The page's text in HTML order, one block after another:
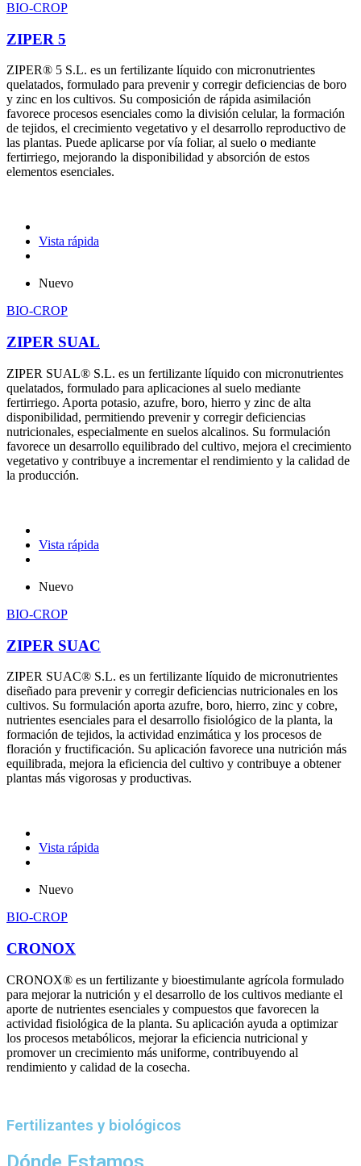
BIO-CROP
ZIPER 5
ZIPER® 5 S.L. es un fertilizante líquido con micronutrientes
quelatados, formulado para prevenir y corregir deficiencias de boro
y zinc en los cultivos. Su composición de rápida asimilación
favorece procesos esenciales como la división celular, la formación
de tejidos, el crecimiento vegetativo y el desarrollo reproductivo de
las plantas. Puede aplicarse por vía foliar, al suelo o mediante
fertirriego, mejorando la disponibilidad y absorción de estos
elementos esenciales.
Vista rápida
Nuevo
BIO-CROP
ZIPER SUAL
ZIPER SUAL® S.L. es un fertilizante líquido con micronutrientes
quelatados, formulado para aplicaciones al suelo mediante
fertirriego. Aporta potasio, azufre, boro, hierro y zinc de alta
disponibilidad, permitiendo prevenir y corregir deficiencias
nutricionales, especialmente en suelos alcalinos. Su formulación
favorece un desarrollo equilibrado del cultivo, mejora el crecimiento
vegetativo y contribuye a incrementar el rendimiento y la calidad de
la producción.
Vista rápida
Nuevo
BIO-CROP
ZIPER SUAC
ZIPER SUAC® S.L. es un fertilizante líquido de micronutrientes
diseñado para prevenir y corregir deficiencias nutricionales en los
cultivos. Su formulación aporta azufre, boro, hierro, zinc y cobre,
nutrientes esenciales para el desarrollo fisiológico de la planta, la
formación de tejidos, la actividad enzimática y los procesos de
floración y fructificación. Su aplicación favorece una nutrición más
equilibrada, mejora la eficiencia del cultivo y contribuye a obtener
plantas más vigorosas y productivas.
Vista rápida
Nuevo
BIO-CROP
CRONOX
CRONOX® es un fertilizante y bioestimulante agrícola formulado
para mejorar la nutrición y el desarrollo de los cultivos mediante el
aporte de nutrientes esenciales y compuestos que favorecen la
actividad fisiológica de la planta. Su aplicación ayuda a optimizar
los procesos metabólicos, mejorar la eficiencia nutricional y
promover un crecimiento más uniforme, contribuyendo al
rendimiento y calidad de la cosecha.
Fertilizantes y biológicos